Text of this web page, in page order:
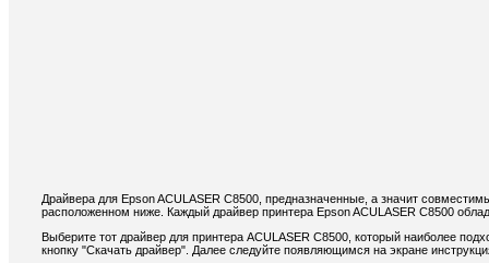
Драйвера для Epson ACULASER C8500, предназначенные, а значит
расположенном ниже. Каждый драйвер принтера Epson ACULASER C8500
Выберите тот драйвер для принтера ACULASER C8500, который наиболее
кнопку "Скачать драйвер". Далее следуйте появляющимся на экране